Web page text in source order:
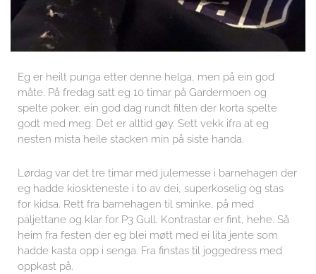
Eg er heilt punga etter denne helga, men på ein god
måte. På fredag satt eg 10 timar på Gardermoen og
spelte poker, ein god dag rundt filten der korta spelte
godt med meg. Det er alltid gøy. Sett vekk ifra at eg
nesten mista heile stacken min på siste handa.
Lørdag var det tre timar med julemesse i barnehagen der
eg hadde kioskteneste i to av dei, superkoselig og stas
for kidsa. Rett fra barnehagen til sminke, på med
paljettane og klar for P3 Gull. Kontrastar er fint, hehe. Så
heim fra festen der eg blei møtt med ei lita jente som
hadde kasta opp i senga. Fra finstas til joggedress med
oppkast på.